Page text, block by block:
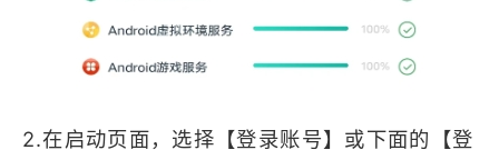
2.在启动页面，选择【登录账号】或下面的【登